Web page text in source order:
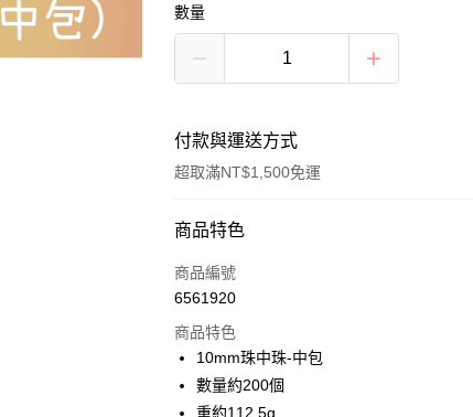
數量
付款與運送方式
超取滿NT$1,500免運
付款方式
信用卡一次付款
Apple Pay
街口支付
商品特色
商品編號
6561920
商品特色
10mm珠中珠-中包
數量約200個
重約112.5g